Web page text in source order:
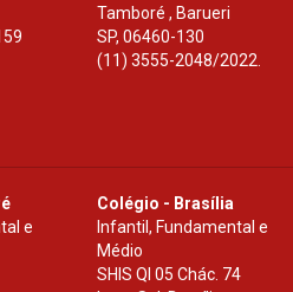
Tamboré , Barueri
SP, 06460-130
(11) 3555-2048/2022.
e
Colégio - Brasília
Infantil, Fundamental e
Médio
SHIS Ql 05 Chác. 74